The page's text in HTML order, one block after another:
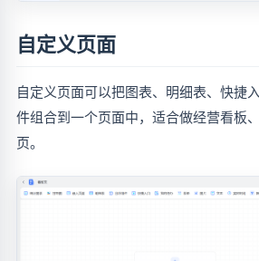
自定义页面
自定义页面可以把图表、明细表、快捷
件组合到一个页面中，适合做经营看板
页。